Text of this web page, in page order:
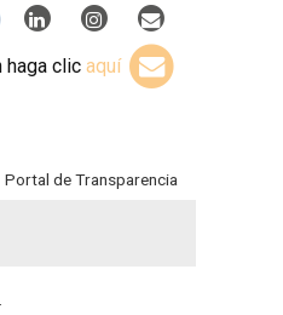
haga clicaquí
Portal de Transparencia